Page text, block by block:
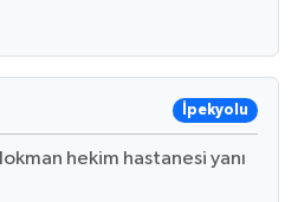
İpekyolu
hekim hastanesi yanı